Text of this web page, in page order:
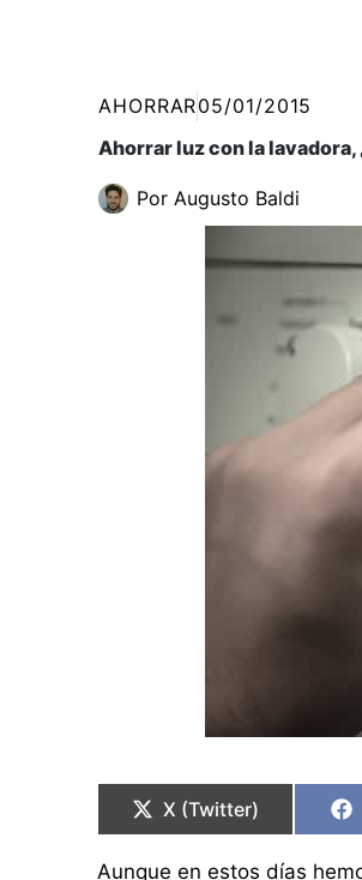
AHORRAR05/01/2015
Ahorrar luz con la
Por Augusto Baldi
en
X (Twitter)
Aunque en estos días
en